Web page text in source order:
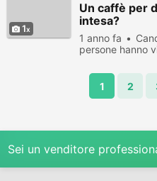
1
Un caffè per
intesa?
1 anno fa
persone hanno
1 2
Sei un venditore